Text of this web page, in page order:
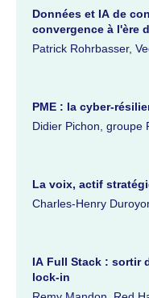
Données et IA de
convergence à l'ère
Patrick Rohrbasser,
PME : la cyber-
Didier Pichon, groupe
La voix, actif
Charles-Henry
IA Full Stack : sortir
lock-in